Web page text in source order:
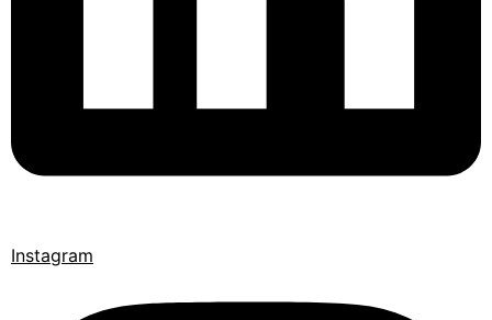
Instagram